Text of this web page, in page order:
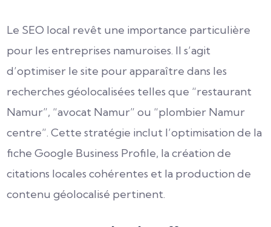
Le SEO local revêt une importance particulière
pour les entreprises namuroises. Il s’agit
d’optimiser le site pour apparaître dans les
recherches géolocalisées telles que “restaurant
Namur”, “avocat Namur” ou “plombier Namur
centre”. Cette stratégie inclut l’optimisation de la
fiche Google Business Profile, la création de
citations locales cohérentes et la production de
contenu géolocalisé pertinent.